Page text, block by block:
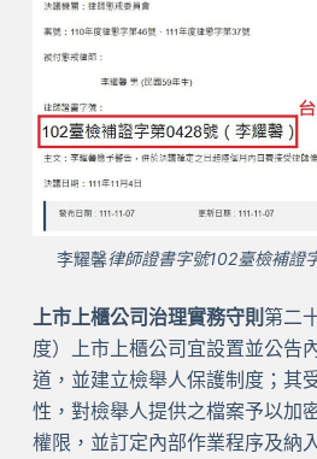
李耀馨律師證書字號102臺檢補證
上市上櫃公司治理實務守則 第二
度）上市上櫃公司宜設置並公告
道，並建立檢舉人保護制度；其
性，對檢舉人提供之檔案予以加
權限，並訂定內部作業程序及納